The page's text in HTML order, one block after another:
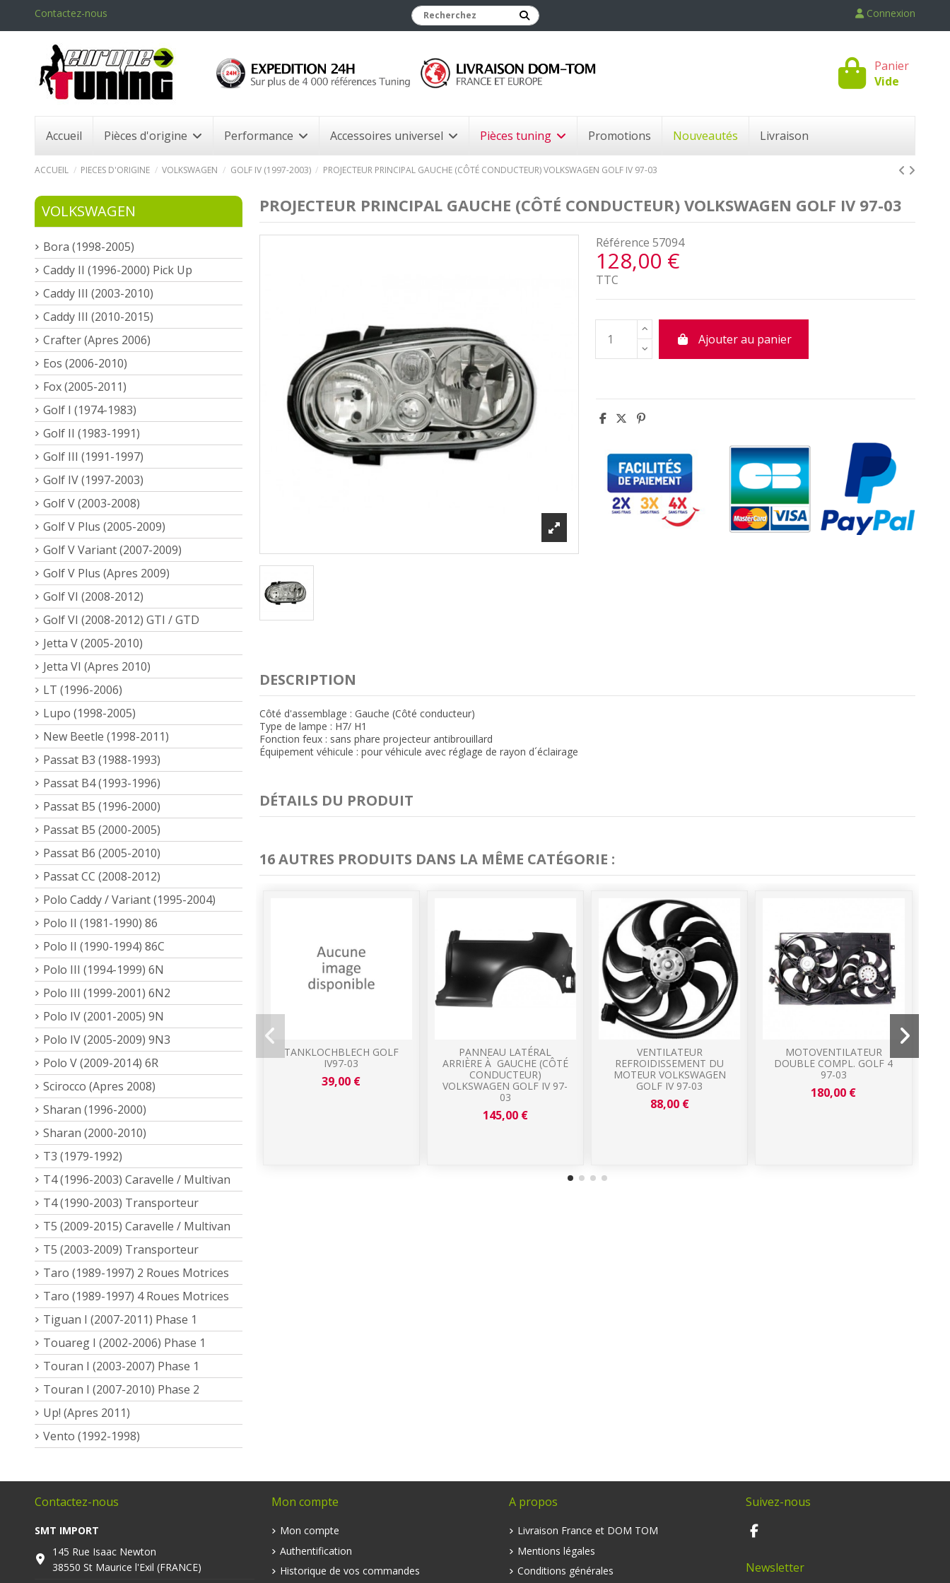
Contactez-nous Connexion
Panier
Vide
Accueil Pièces d'origine Performance Accessoires universel Pièces tuning Promotions Nouveautés Livraison
ACCUEIL PIECES D'ORIGINE VOLKSWAGEN GOLF IV (1997-2003) PROJECTEUR PRINCIPAL GAUCHE (CÔTÉ CONDUCTEUR) VOLKSWAGEN GOLF IV 97-03
PROJECTEUR PRINCIPAL GAUCHE (CÔTÉ CONDUCTEUR) VOLKSWAGEN GOLF IV 97-03
Référence 57094
128,00 €
TTC
Ajouter au panier
DESCRIPTION
Côté d'assemblage : Gauche (Côté conducteur)
Type de lampe : H7/ H1
Fonction feux : sans phare projecteur antibrouillard
Équipement véhicule : pour véhicule avec réglage de rayon d´éclairage
DÉTAILS DU PRODUIT
16 AUTRES PRODUITS DANS LA MÊME CATÉGORIE :
TANKLOCHBLECH GOLF
IV97-03
39,00 €
PANNEAU LATÉRAL
ARRIÈRE À GAUCHE (CÔTÉ
CONDUCTEUR)
VOLKSWAGEN GOLF IV 97-
03
145,00 €
VENTILATEUR
REFROIDISSEMENT DU
MOTEUR VOLKSWAGEN
GOLF IV 97-03
88,00 €
MOTOVENTILATEUR
DOUBLE COMPL. GOLF 4
97-03
180,00 €
VOLKSWAGEN
Bora (1998-2005)
Caddy II (1996-2000) Pick Up
Caddy III (2003-2010)
Caddy III (2010-2015)
Crafter (Apres 2006)
Eos (2006-2010)
Fox (2005-2011)
Golf I (1974-1983)
Golf II (1983-1991)
Golf III (1991-1997)
Golf IV (1997-2003)
Golf V (2003-2008)
Golf V Plus (2005-2009)
Golf V Variant (2007-2009)
Golf V Plus (Apres 2009)
Golf VI (2008-2012)
Golf VI (2008-2012) GTI / GTD
Jetta V (2005-2010)
Jetta VI (Apres 2010)
LT (1996-2006)
Lupo (1998-2005)
New Beetle (1998-2011)
Passat B3 (1988-1993)
Passat B4 (1993-1996)
Passat B5 (1996-2000)
Passat B5 (2000-2005)
Passat B6 (2005-2010)
Passat CC (2008-2012)
Polo Caddy / Variant (1995-2004)
Polo II (1981-1990) 86
Polo II (1990-1994) 86C
Polo III (1994-1999) 6N
Polo III (1999-2001) 6N2
Polo IV (2001-2005) 9N
Polo IV (2005-2009) 9N3
Polo V (2009-2014) 6R
Scirocco (Apres 2008)
Sharan (1996-2000)
Sharan (2000-2010)
T3 (1979-1992)
T4 (1996-2003) Caravelle / Multivan
T4 (1990-2003) Transporteur
T5 (2009-2015) Caravelle / Multivan
T5 (2003-2009) Transporteur
Taro (1989-1997) 2 Roues Motrices
Taro (1989-1997) 4 Roues Motrices
Tiguan I (2007-2011) Phase 1
Touareg I (2002-2006) Phase 1
Touran I (2003-2007) Phase 1
Touran I (2007-2010) Phase 2
Up! (Apres 2011)
Vento (1992-1998)
Contactez-nous
SMT IMPORT
145 Rue Isaac Newton
38550 St Maurice l'Exil (FRANCE)
Mon compte
Mon compte
Authentification
Historique de vos commandes
A propos
Livraison France et DOM TOM
Mentions légales
Conditions générales
Suivez-nous
Newsletter